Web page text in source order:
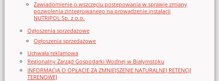
Zawiadomienie o wszczęciu postępowania w sprawie zmiany
pozwolenia zintegrowanego na prowadzenie instalacji
NUTRIPOL Sp. z o.o.
Ogłoszenia sprzedażowe
Ogłoszenia sprzedażowe
Uchwała reklamowa
Regionalny Zarząd Gospodarki Wodnej w Białymstoku
INFORMACJA O OPŁACIE ZA ZMNIEJSZENIE NATURALNEJ RETENCJI
TERENOWEJ